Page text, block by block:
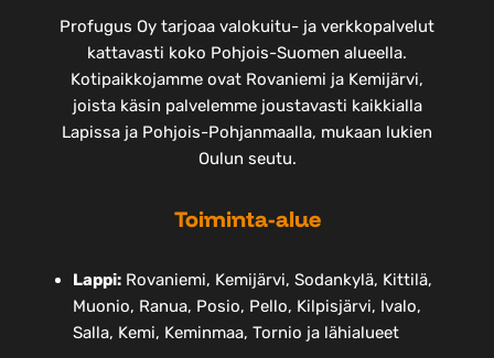
Profugus Oy tarjoaa valokuitu- ja verkkopalvelut
kattavasti koko Pohjois-Suomen alueella.
Kotipaikkojamme ovat Rovaniemi ja Kemijärvi,
joista käsin palvelemme joustavasti kaikkialla
Lapissa ja Pohjois-Pohjanmaalla, mukaan lukien
Oulun seutu.
Toiminta-alue
Lappi:Rovaniemi, Kemijärvi, Sodankylä, Kittilä,
Muonio, Ranua, Posio, Pello, Kilpisjärvi, Ivalo,
Salla, Kemi, Keminmaa, Tornio ja lähialueet